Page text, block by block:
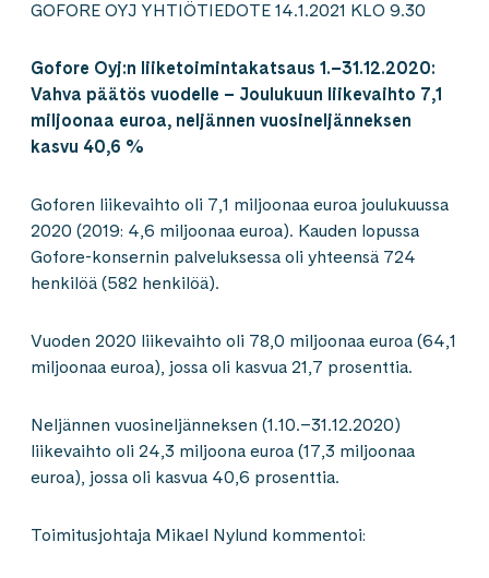
GOFORE OYJ YHTIÖTIEDOTE 14.1.2021 KLO 9.30
Gofore Oyj:n liiketoimintakatsaus 1.–31.12.2020:
Vahva päätös vuodelle – Joulukuun liikevaihto 7,1
miljoonaa euroa, neljännen vuosineljänneksen
kasvu 40,6 %
Goforen liikevaihto oli 7,1 miljoonaa euroa joulukuussa
2020 (2019: 4,6 miljoonaa euroa). Kauden lopussa
Gofore-konsernin palveluksessa oli yhteensä 724
henkilöä (582 henkilöä).
Vuoden 2020 liikevaihto oli 78,0 miljoonaa euroa (64,1
miljoonaa euroa), jossa oli kasvua 21,7 prosenttia.
Neljännen vuosineljänneksen (1.10.–31.12.2020)
liikevaihto oli 24,3 miljoona euroa (17,3 miljoonaa
euroa), jossa oli kasvua 40,6 prosenttia.
Toimitusjohtaja Mikael Nylund kommentoi: